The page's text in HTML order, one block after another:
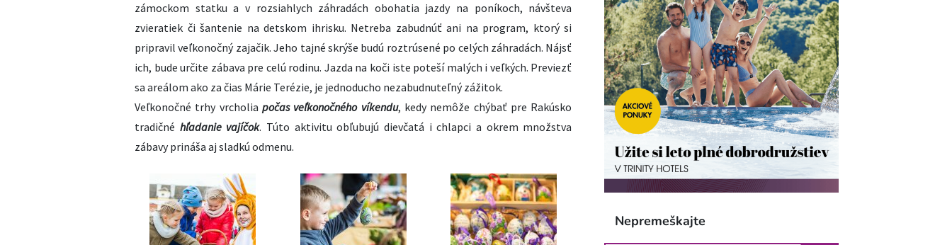
zámockom statku a v rozsiahlych záhradách obohatia jazdy na poníkoch, návšteva
zvieratiek či šantenie na detskom ihrisku. Netreba zabudnúť ani na program, ktorý si
pripravil veľkonočný zajačik. Jeho tajné skrýše budú roztrúsené po celých záhradách. Nájsť
ich, bude určite zábava pre celú rodinu. Jazda na koči iste poteší malých i veľkých. Previezť
sa areálom ako za čias Márie Terézie, je jednoducho nezabudnuteľný zážitok.
Veľkonočné trhy vrcholia počas veľkonočného víkendu, kedy nemôže chýbať pre Rakúsko
tradičné hľadanie vajíčok. Túto aktivitu obľubujú dievčatá i chlapci a okrem množstva
zábavy prináša aj sladkú odmenu.
Nepremeškajte